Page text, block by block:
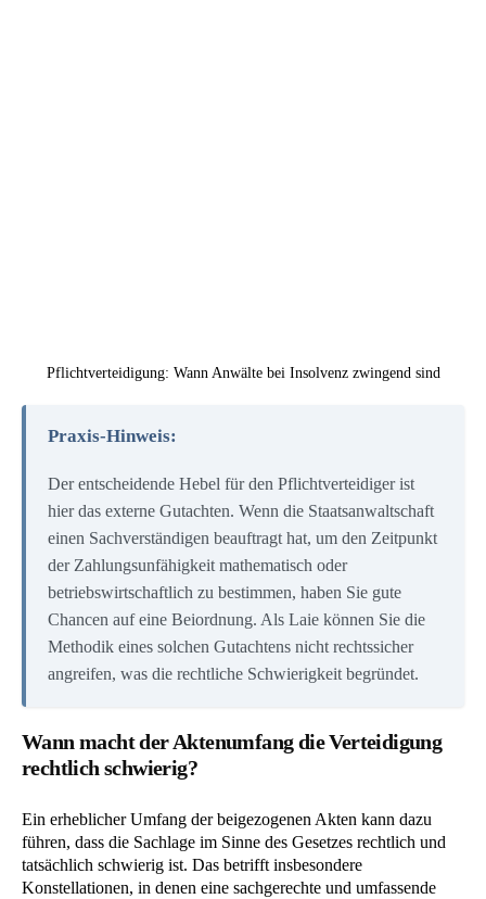
Pflichtverteidigung: Wann Anwälte bei Insolvenz zwingend sind
Praxis-Hinweis:
Der entscheidende Hebel für den Pflichtverteidiger ist
hier das externe Gutachten. Wenn die Staatsanwaltschaft
einen Sachverständigen beauftragt hat, um den Zeitpunkt
der Zahlungsunfähigkeit mathematisch oder
betriebswirtschaftlich zu bestimmen, haben Sie gute
Chancen auf eine Beiordnung. Als Laie können Sie die
Methodik eines solchen Gutachtens nicht rechtssicher
angreifen, was die rechtliche Schwierigkeit begründet.
Wann macht der Aktenumfang die Verteidigung
rechtlich schwierig?
Ein erheblicher Umfang der beigezogenen Akten kann dazu
führen, dass die Sachlage im Sinne des Gesetzes rechtlich und
tatsächlich schwierig ist. Das betrifft insbesondere
Konstellationen, in denen eine sachgerechte und umfassende